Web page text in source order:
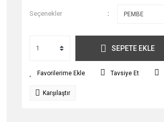
Seçenekler
SEPETE EKLE
Tavsiye Et
Karşılaştır